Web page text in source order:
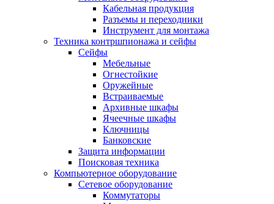
Кабельная продукция
Разъемы и переходники
Инструмент для монтажа
Техника контршпионажа и сейфы
Сейфы
Мебельные
Огнестойкие
Оружейные
Встраиваемые
Архивные шкафы
Ячеечные шкафы
Ключницы
Банковские
Защита информации
Поисковая техника
Компьютерное оборудование
Сетевое оборудование
Коммутаторы